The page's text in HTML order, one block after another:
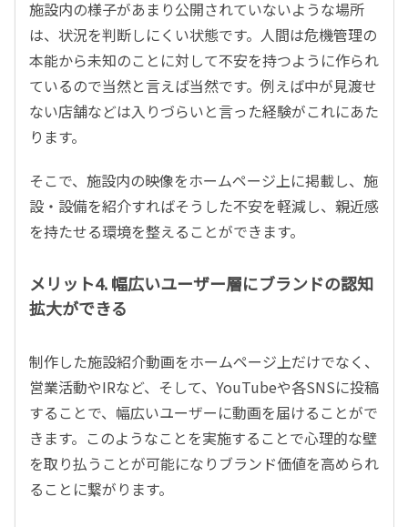
施設内の様子があまり公開されていないような場所
は、状況を判断しにくい状態です。人間は危機管理の
本能から未知のことに対して不安を持つように作られ
ているので当然と言えば当然です。例えば中が見渡せ
ない店舗などは入りづらいと言った経験がこれにあた
ります。
そこで、施設内の映像をホームページ上に掲載し、施
設・設備を紹介すればそうした不安を軽減し、親近感
を持たせる環境を整えることができます。
メリット4. 幅広いユーザー層にブランドの認知
拡大ができる
制作した施設紹介動画をホームページ上だけでなく、
営業活動やIRなど、そして、YouTubeや各SNSに投稿
することで、幅広いユーザーに動画を届けることがで
きます。このようなことを実施することで心理的な壁
を取り払うことが可能になりブランド価値を高められ
ることに繋がります。